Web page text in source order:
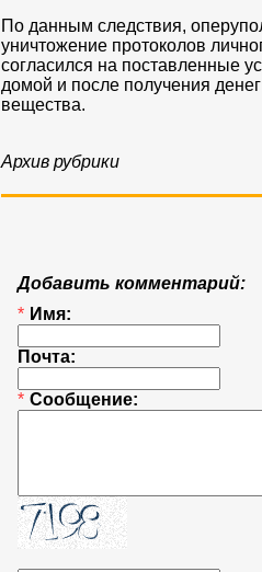
По данным следствия,
уничтожение протоколов
согласился на поставленные
домой и после получения
вещества.
Архив рубрики
Добавить комментарий:
* Имя:
Почта:
* Сообщение: